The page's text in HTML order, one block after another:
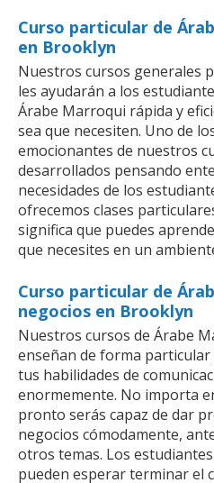
Curso particular de
en Brooklyn
Nuestros cursos generales
les ayudarán a los
Árabe Marroqui rápida y
sea que necesiten. Uno de
emocionantes de nuestros
desarrollados pensando
necesidades de los
ofrecemos clases
significa que puedes
que necesites en un
Curso particular de
negocios en Brooklyn
Nuestros cursos de Árabe
enseñan de forma
tus habilidades de
enormemente. No importa
pronto serás capaz de dar
negocios cómodamente,
otros temas. Los
pueden esperar terminar el